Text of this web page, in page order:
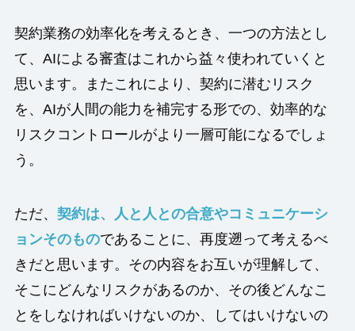
契約業務の効率化を考えるとき、一つの方法とし
て、AIによる審査はこれから益々使われていくと
思います。またこれにより、契約に潜むリスク
を、AIが人間の能力を補完する形での、効率的な
リスクコントロールがより一層可能になるでしょ
う。
ただ、 契約は、人と人との合意やコミュニケーシ
ョンそのものであることに、再度遡って考えるべ
きだと思います。その内容をお互いが理解して、
そこにどんなリスクがあるのか、その後どんなこ
とをしなければいけないのか、してはいけないの